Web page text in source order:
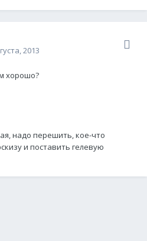
2013
хорошо?
надо перешить, кое-что
и поставить гелевую